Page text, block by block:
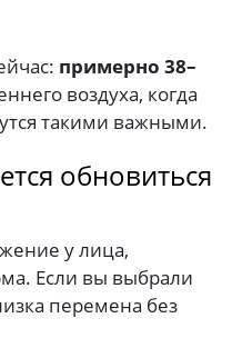
примерно 38–
воздуха, когда
такими важными.
обновиться
у лица,
Если вы выбрали
перемена без